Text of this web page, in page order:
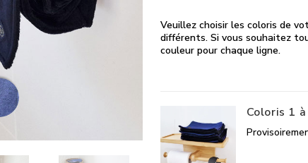
Veuillez choisir les coloris de
différents. Si vous souhaitez
couleur pour chaque ligne.
Coloris 1